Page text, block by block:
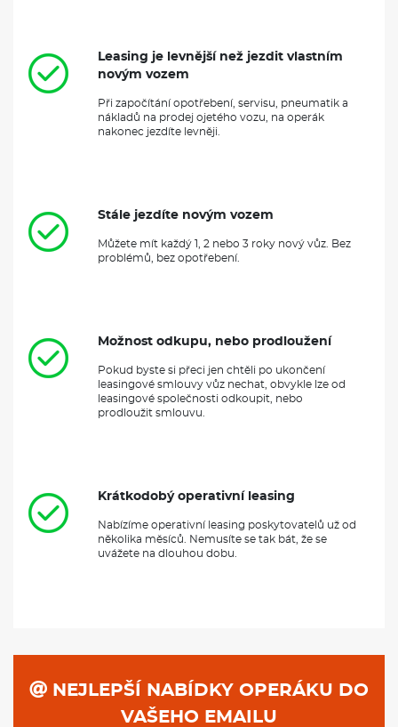
Leasing je levnější než jezdit vlastním
novým vozem
Při započítání opotřebení, servisu, pneumatik a
nákladů na prodej ojetého vozu, na operák
nakonec jezdíte levněji.
Stále jezdíte novým vozem
Můžete mít každý 1, 2 nebo 3 roky nový vůz. Bez
problémů, bez opotřebení.
Možnost odkupu, nebo prodloužení
Pokud byste si přeci jen chtěli po ukončení
leasingové smlouvy vůz nechat, obvykle lze od
leasingové společnosti odkoupit, nebo
prodloužit smlouvu.
Krátkodobý operativní leasing
Nabízíme operativní leasing poskytovatelů už od
několika měsíců. Nemusíte se tak bát, že se
uvážete na dlouhou dobu.
NEJLEPŠÍ NABÍDKY OPERÁKU DO
VAŠEHO EMAILU